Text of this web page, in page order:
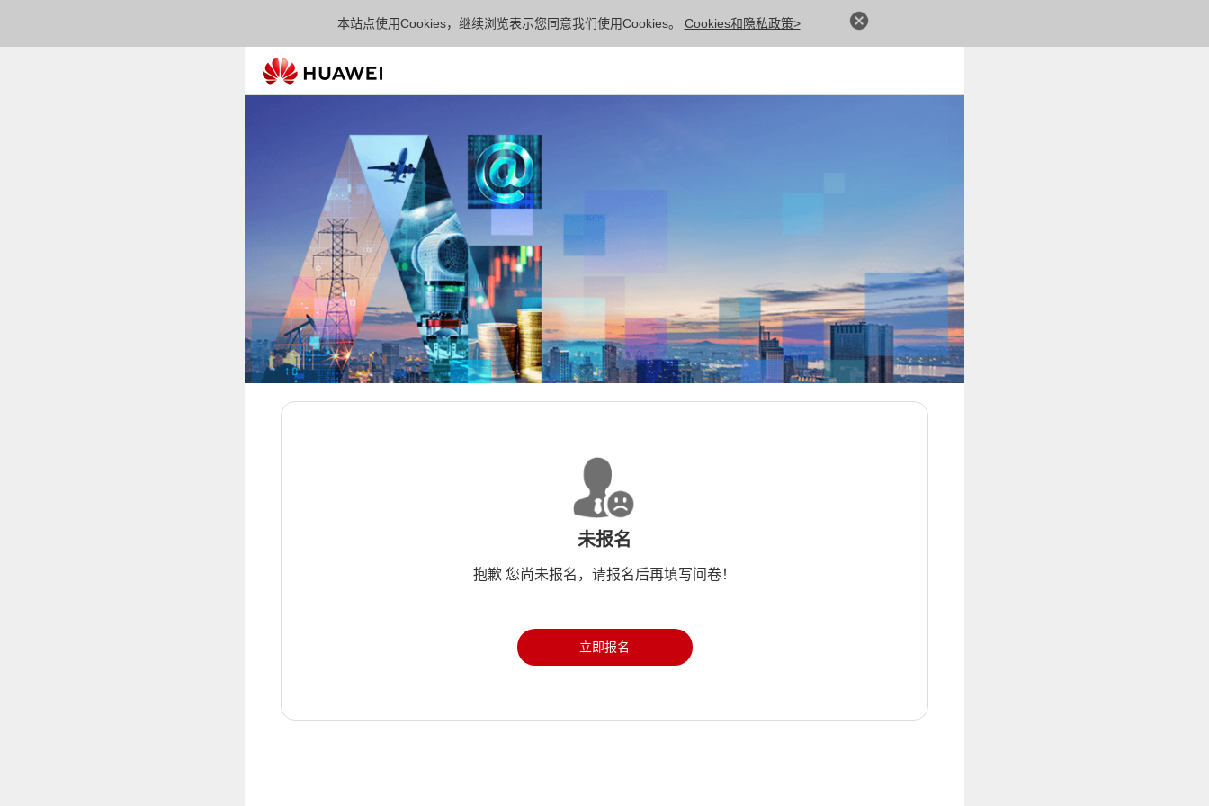
本站点使用Cookies，继续浏览表示您同意我们使用Cookies。 Cookies和隐私政策>
未报名
抱歉 您尚未报名，请报名后再填写问卷！
立即报名